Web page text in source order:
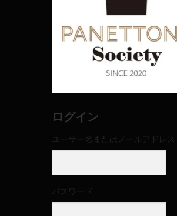
ログイン
ユーザー名またはメールアドレス
パスワード